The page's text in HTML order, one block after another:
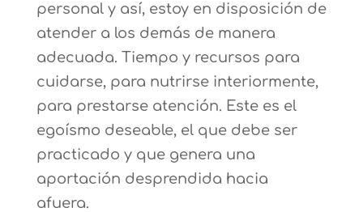
personal y así, estoy en disposición de
atender a los demás de manera
adecuada. Tiempo y recursos para
cuidarse, para nutrirse interiormente,
para prestarse atención. Este es el
egoísmo deseable, el que debe ser
practicado y que genera una
aportación desprendida hacia
afuera.